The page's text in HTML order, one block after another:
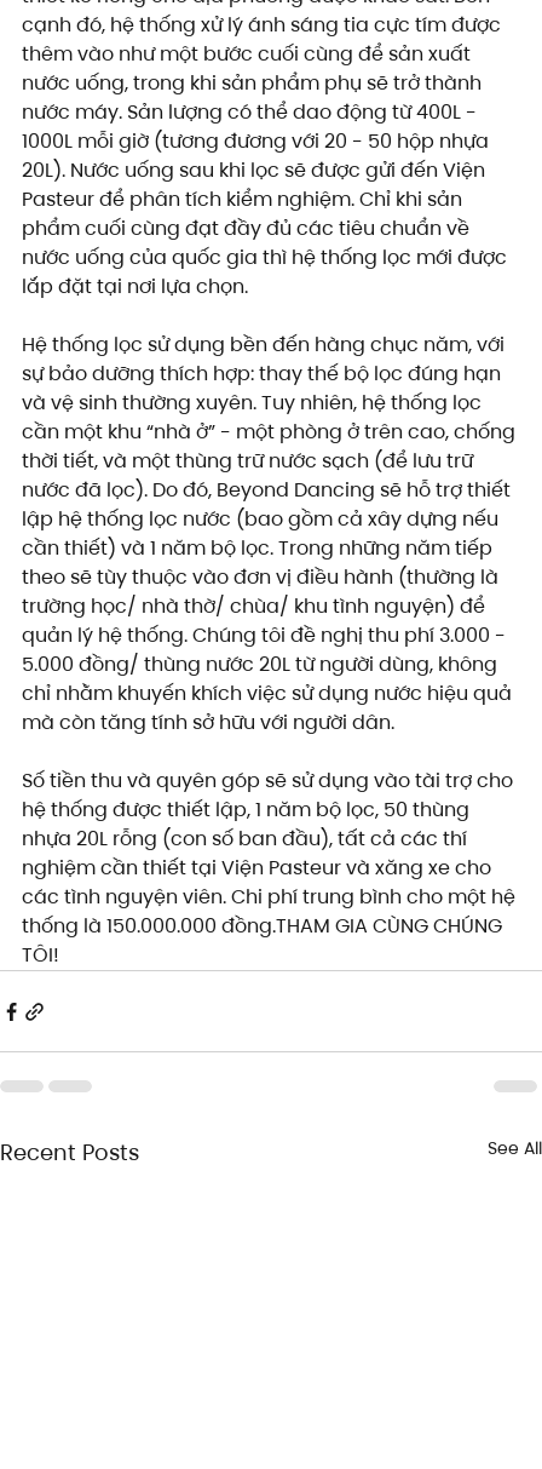
cạnh đó, hệ thống xử lý ánh sáng tia cực tím được
thêm vào như một bước cuối cùng để sản xuất
nước uống, trong khi sản phẩm phụ sẽ trở thành
nước máy. Sản lượng có thể dao động từ 400L -
1000L mỗi giờ (tương đương với 20 - 50 hộp nhựa
20L). Nước uống sau khi lọc sẽ được gửi đến Viện
Pasteur để phân tích kiểm nghiệm. Chỉ khi sản
phẩm cuối cùng đạt đầy đủ các tiêu chuẩn về
nước uống của quốc gia thì hệ thống lọc mới được
lắp đặt tại nơi lựa chọn.
Hệ thống lọc sử dụng bền đến hàng chục năm, với
sự bảo dưỡng thích hợp: thay thế bộ lọc đúng hạn
và vệ sinh thường xuyên. Tuy nhiên, hệ thống lọc
cần một khu “nhà ở” - một phòng ở trên cao, chống
thời tiết, và một thùng trữ nước sạch (để lưu trữ
nước đã lọc). Do đó, Beyond Dancing sẽ hỗ trợ thiết
lập hệ thống lọc nước (bao gồm cả xây dựng nếu
cần thiết) và 1 năm bộ lọc. Trong những năm tiếp
theo sẽ tùy thuộc vào đơn vị điều hành (thường là
trường học/ nhà thờ/ chùa/ khu tình nguyện) để
quản lý hệ thống. Chúng tôi đề nghị thu phí 3.000 -
5.000 đồng/ thùng nước 20L từ người dùng, không
chỉ nhằm khuyến khích việc sử dụng nước hiệu quả
mà còn tăng tính sở hữu với người dân.
Số tiền thu và quyên góp sẽ sử dụng vào tài trợ cho
hệ thống được thiết lập, 1 năm bộ lọc, 50 thùng
nhựa 20L rỗng (con số ban đầu), tất cả các thí
nghiệm cần thiết tại Viện Pasteur và xăng xe cho
các tình nguyện viên. Chi phí trung bình cho một hệ
thống là 150.000.000 đồng.THAM GIA CÙNG CHÚNG
TÔI!
Recent Posts See All